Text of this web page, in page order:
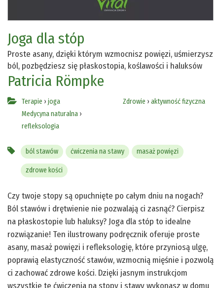
Joga dla stóp
Proste asany, dzięki którym wzmocnisz powięzi, uśmierzysz
ból, pozbędziesz się płaskostopia, koślawości i haluksów
Patricia Römpke
Terapie › joga
Medycyna naturalna ›
refleksologia
Zdrowie › aktywność fizyczna
ból stawów ćwiczenia na stawy masaż powięzi
zdrowe kości
Czy twoje stopy są opuchnięte po całym dniu na nogach?
Ból stawów i drętwienie nie pozwalają ci zasnąć? Cierpisz
na płaskostopie lub haluksy? Joga dla stóp to idealne
rozwiązanie! Ten ilustrowany podręcznik oferuje proste
asany, masaż powięzi i refleksologię, które przyniosą ulgę,
poprawią elastyczność stawów, wzmocnią mięśnie i pozwolą
ci zachować zdrowe kości. Dzięki jasnym instrukcjom
wszystkie te ćwiczenia na stopy i stawy wykonasz w domu